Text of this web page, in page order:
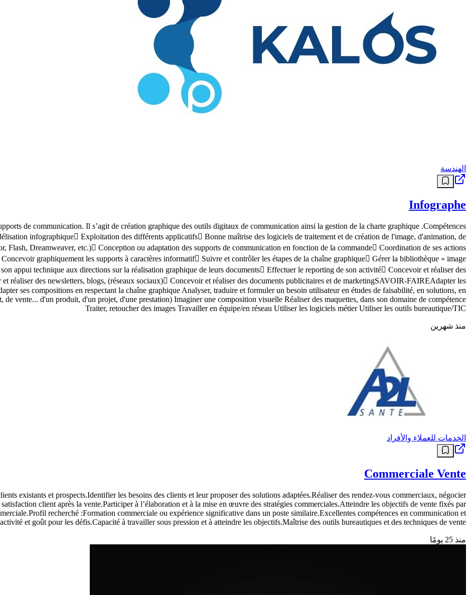
الهندسة
Infographe
de communication. Il s’agit de création graphique des outils digitaux de communication ainsi la gestion de la charte graphique .Compétences
infographique Exploitation des différents applicatifs Bonne maîtrise des logiciels de traitement et de création de l'image, d'animation, de
Flash, Dreamweaver, etc.) Conception ou adaptation des supports de communication en fonction de la commande Coordination de ses actions
graphiquement les supports à caractères informatif Suivre et contrôler les étapes de la chaîne graphique Gérer la bibliothèque « image
appui technique aux directions sur la réalisation graphique de leurs documents Effectuer le reporting de son activité Concevoir et réaliser des
réaliser des newsletters, blogs, (réseaux sociaux) Concevoir et réaliser des documents publicitaires et de marketingSAVOIR-FAIREAdapter les
ses compositions en respectant la chaîne graphique Analyser, traduire et formuler un besoin utilisateur en études de faisabilité, en solutions, en
vente... d'un produit, d'un projet, d'une prestation) Imaginer une composition visuelle Réaliser des maquettes, dans son domaine de compétence
Traiter, retoucher des images Travailler en équipe/en réseau Utiliser les logiciels métier Utiliser les outils bureautique/TIC
منذ شهرين
الخدمات للعملاء والأفراد
Commerciale Vente
existants et prospects.Identifier les besoins des clients et leur proposer des solutions adaptées.Réaliser des rendez-vous commerciaux, négocier
client après la vente.Participer à l’élaboration et à la mise en œuvre des stratégies commerciales.Atteindre les objectifs de vente fixés par
recherché :Formation commerciale ou expérience significative dans un poste similaire.Excellentes compétences en communication et
et goût pour les défis.Capacité à travailler sous pression et à atteindre les objectifs.Maîtrise des outils bureautiques et des techniques de vente.
منذ 25 يومًا